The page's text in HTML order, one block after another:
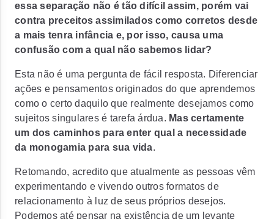
essa separação não é tão difícil assim, porém vai
contra preceitos assimilados como corretos desde
a mais tenra infância e, por isso, causa uma
confusão com a qual não sabemos lidar?
Esta não é uma pergunta de fácil resposta. Diferenciar
ações e pensamentos originados do que aprendemos
como o certo daquilo que realmente desejamos como
sujeitos singulares é tarefa árdua. Mas certamente
um dos caminhos para enter qual a necessidade
da monogamia para sua vida.
Retomando, acredito que atualmente as pessoas vêm
experimentando e vivendo outros formatos de
relacionamento à luz de seus próprios desejos.
Podemos até pensar na existência de um levante